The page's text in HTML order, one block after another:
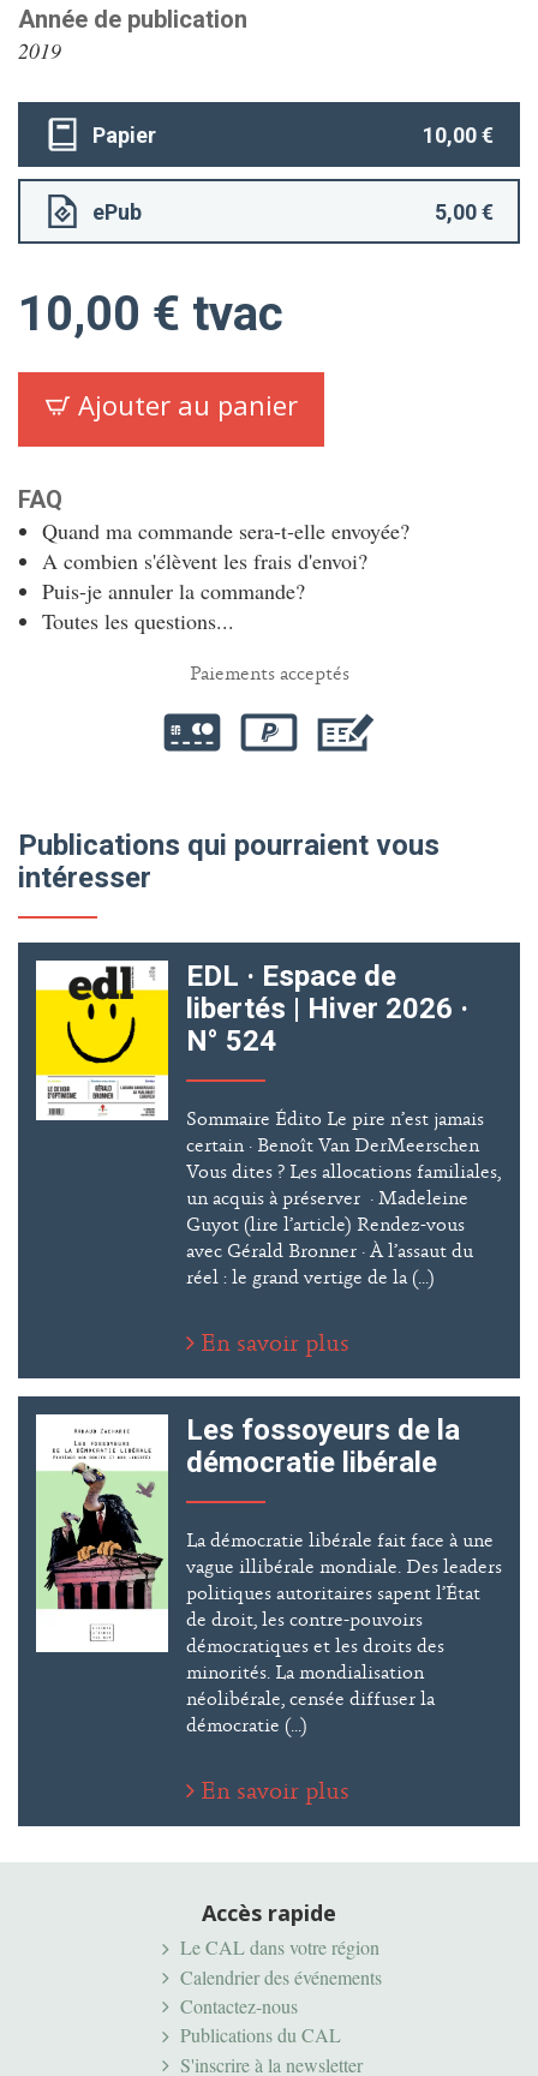
Année de publication
2019
Papier 10,00€
ePub 5,00€
10,00 € tvac
Ajouter au panier
FAQ
Quand ma commande sera-t-elle envoyée?
A combien s'élèvent les frais d'envoi?
Puis-je annuler la commande?
Toutes les questions...
Paiements acceptés
Publications qui pourraient vous
intéresser
EDL · Espace de
libertés | Hiver 2026 ·
N° 524
Sommaire Édito Le pire n’est jamais
certain · Benoît Van DerMeerschen
Vous dites ? Les allocations familiales,
un acquis à préserver · Madeleine
Guyot (lire l’article) Rendez-vous
avec Gérald Bronner · À l’assaut du
réel : le grand vertige de la (...)
En savoir plus
Les fossoyeurs de la
démocratie libérale
La démocratie libérale fait face à une
vague illibérale mondiale. Des leaders
politiques autoritaires sapent l’État
de droit, les contre-pouvoirs
démocratiques et les droits des
minorités. La mondialisation
néolibérale, censée diffuser la
démocratie (...)
En savoir plus
Accès rapide
Le CAL dans votre région
Calendrier des événements
Contactez-nous
Publications du CAL
S'inscrire à la newsletter